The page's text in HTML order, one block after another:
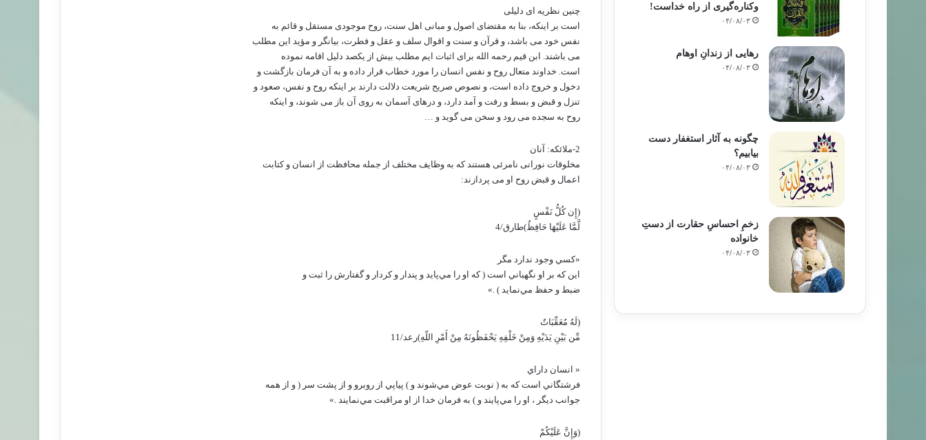
چنین نظریه ای دلیلی
است بر اینکه، بنا به مقتضای اصول و مبانی اهل سنت، روح موجودی مستقل و قائم به
نفس خود می باشد، و قرآن و سنت و اقوال سلف و عقل و فطرت، بیانگر و مؤید این مطلب
می باشند. ابن قیم رحمه الله برای اثبات ایم مطلب بیش از یکصد دلیل اقامه نموده
است. خداوند متعال روح و نفس انسان را مورد خطاب قرار داده و به آن فرمان بازگشت و
دخول و خروج داده است، و نصوص صریح شریعت دلالت دارند بر اینکه روح و نفس، صعود و
تنزل و قبض و بسط و رفت و آمد دارد، و درهای آسمان به روی آن باز می شوند، و اینکه
روح به سجده می رود و سخن می گوید و …
2-ملائکه: آنان
مخلوقات نورانی نامرئی هستند که به وظایف مختلف از جمله محافظت از انسان و کتابت
اعمال و قبض روح او می پردازند:
(إِن كُلُّ نَفْسٍ
لَّمَّا عَلَيْهَا حَافِظٌ)طارق/4
«كسي وجود ندارد مگر
اين كه بر او نگهباني است ( كه او را مي‌پايد و پندار و كردار و گفتارش را ثبت و
ضبط و حفظ مي‌نمايد ) .»
(لَهُ مُعَقِّبَاتٌ
مِّن بَيْنِ يَدَيْهِ وَمِنْ خَلْفِهِ يَحْفَظُونَهُ مِنْ أَمْرِ اللّهِ)رعد/11
« انسان داراي
فرشتگاني است كه به ( نوبت عوض مي‌شوند و ) پياپي از روبرو و از پشت سر ( و از همه
جوانب ديگر ، او را مي‌پايند و ) به فرمان خدا از او مراقبت مي‌نمايند .»
(وَإِنَّ عَلَيْكُمْ
وکناره‌گیری از راه خداست‌!
۰۴/۰۸/۰۳
رهایی از زندانِ اوهام
۰۴/۰۸/۰۳
چگونه به آثار استغفار دست
بیابیم؟
۰۴/۰۸/۰۳
زخمِ احساسِ حقارت از دستِ
خانواده
۰۴/۰۸/۰۳